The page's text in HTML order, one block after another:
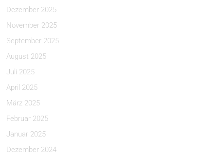
Dezember 2025
November 2025
September 2025
August 2025
Juli 2025
April 2025
März 2025
Februar 2025
Januar 2025
Dezember 2024